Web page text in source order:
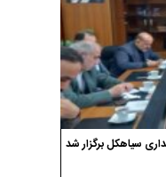
سیاهکل برگزار شد